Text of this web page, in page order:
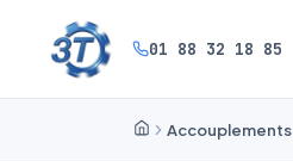
01 88 32 18 85
Accouplements